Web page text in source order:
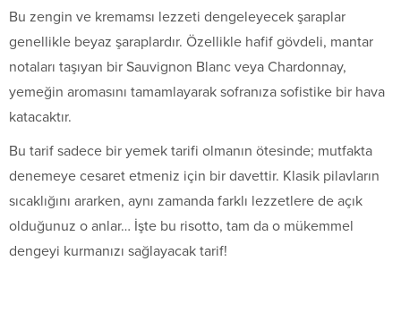
Bu zengin ve kremamsı lezzeti dengeleyecek şaraplar
genellikle beyaz şaraplardır. Özellikle hafif gövdeli, mantar
notaları taşıyan bir Sauvignon Blanc veya Chardonnay,
yemeğin aromasını tamamlayarak sofranıza sofistike bir hava
katacaktır.
Bu tarif sadece bir yemek tarifi olmanın ötesinde; mutfakta
denemeye cesaret etmeniz için bir davettir. Klasik pilavların
sıcaklığını ararken, aynı zamanda farklı lezzetlere de açık
olduğunuz o anlar… İşte bu risotto, tam da o mükemmel
dengeyi kurmanızı sağlayacak tarif!